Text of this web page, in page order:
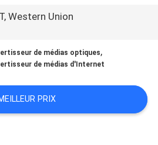
Western Union
de médias optiques,
de médias d'Internet
PRIX